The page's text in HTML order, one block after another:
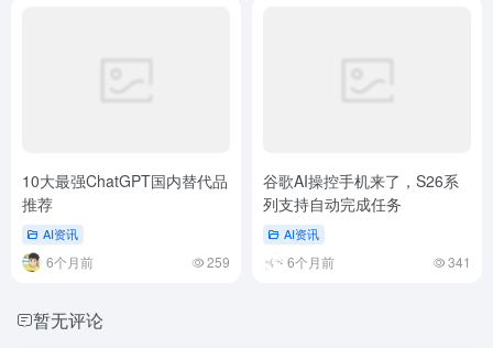
10大最强ChatGPT国内替代品
推荐
AI资讯
6个月前 259
谷歌AI操控手机来了，S26系
列支持自动完成任务
AI资讯
6个月前 341
暂无评论